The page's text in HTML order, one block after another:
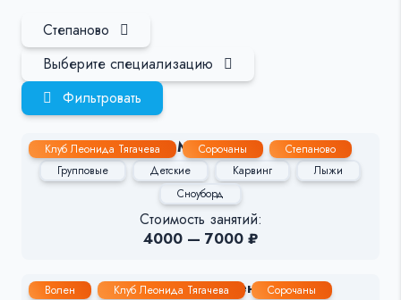
Степаново
Выберите специализацию
Фильтровать
Клуб Леонида Тягачева Сорочаны Степаново
Мария
Групповые Детские Карвинг
Лыжи
Сноуборд
Стоимость занятий:
4000 — 7000 ₽
Волен Клуб Леонида Тягачева
Сорочаны
Андрей Терещенко